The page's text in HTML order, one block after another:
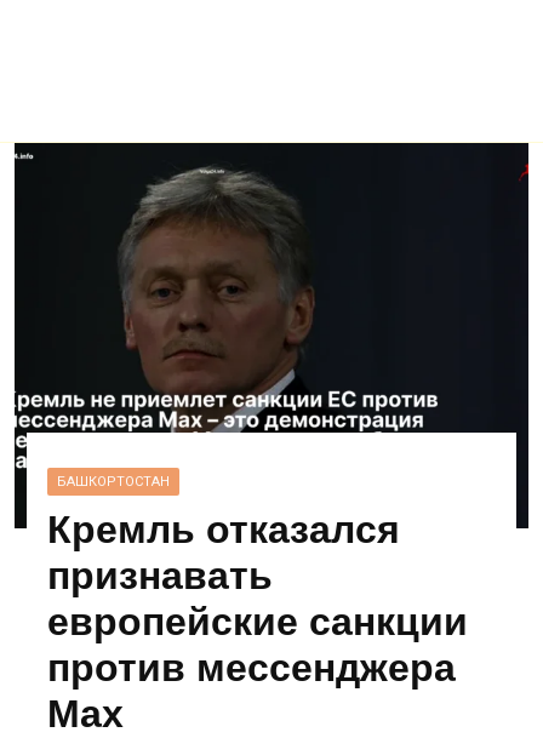
БАШКОРТОСТАН
Кремль отказался
признавать
европейские санкции
против мессенджера
Max